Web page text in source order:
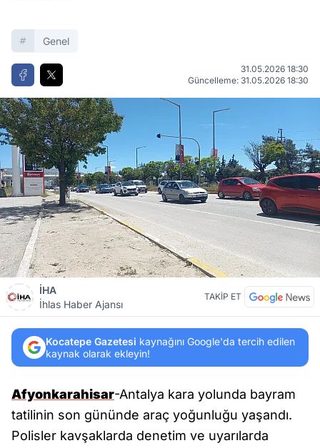
Genel
31.05.2026 18:30
Güncelleme: 31.05.2026 18:30
İHA
İhlas Haber Ajansı
TAKİP ET
Kocatepe Gazetesi kaynağını Google'da tercih edilen
kaynak olarak ekleyin!
Afyonkarahisar-Antalya kara yolunda bayram
tatilinin son gününde araç yoğunluğu yaşandı.
Polisler kavşaklarda denetim ve uyarılarda